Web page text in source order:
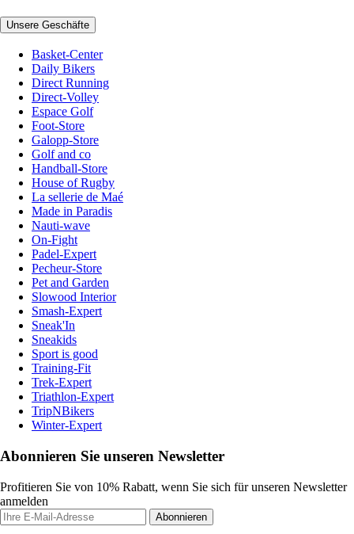
Unsere Geschäfte
Basket-Center
Daily Bikers
Direct Running
Direct-Volley
Espace Golf
Foot-Store
Galopp-Store
Golf and co
Handball-Store
House of Rugby
La sellerie de Maé
Made in Paradis
Nauti-wave
On-Fight
Padel-Expert
Pecheur-Store
Pet and Garden
Slowood Interior
Smash-Expert
Sneak'In
Sneakids
Sport is good
Training-Fit
Trek-Expert
Triathlon-Expert
TripNBikers
Winter-Expert
Abonnieren Sie unseren Newsletter
Profitieren Sie von 10% Rabatt, wenn Sie sich für unseren Newsletter
anmelden
Abonnieren